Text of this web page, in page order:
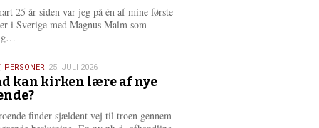
25 år siden var jeg på én af mine første
i Sverige med Magnus Malm som
s
m
e
r
e
, PERSONER 25. JULI 2026
kan kirken lære af nye
finder sjældent vej til troen gennem